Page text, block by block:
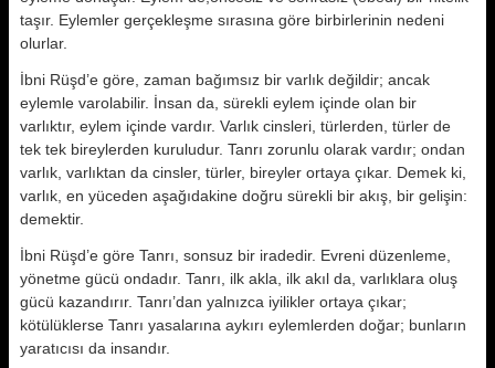
taşır. Eylemler gerçekleşme sırasına göre birbirlerinin nedeni
olurlar.
İbni Rüşd’e göre, zaman bağımsız bir varlık değildir; ancak
eylemle varola­bilir. İnsan da, sürekli eylem içinde olan bir
varlıktır, eylem içinde vardır. Varlık cinsleri, türlerden, türler de
tek tek bireylerden kuruludur. Tanrı zorunlu olarak vardır; ondan
varlık, varlıktan da cinsler, türler, bireyler ortaya çıkar. Demek ki,
varlık, en yü­ceden aşağıdakine doğru sürekli bir akış, bir gelişin:
demektir.
İbni Rüşd’e göre Tanrı, sonsuz bir ira­dedir. Evreni düzenleme,
yönetme gü­cü ondadır. Tanrı, ilk akla, ilk akıl da, varlıklara oluş
gücü kazandırır. Tanrı’dan yalnızca iyilikler ortaya çıkar;
kötülüklerse Tanrı yasalarına aykırı eylemlerden doğar; bunların
yaratıcı­sı da insandır.